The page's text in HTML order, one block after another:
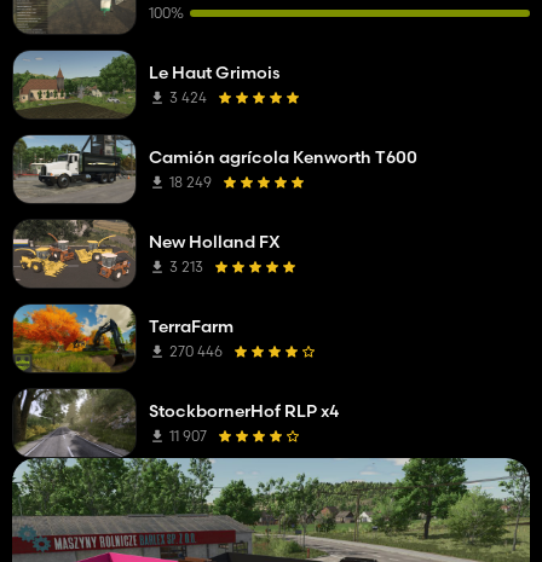
100%
Le Haut Grimois
3 424
Camión agrícola Kenworth T600
18 249
New Holland FX
3 213
TerraFarm
270 446
StockbornerHof RLP x4
11 907